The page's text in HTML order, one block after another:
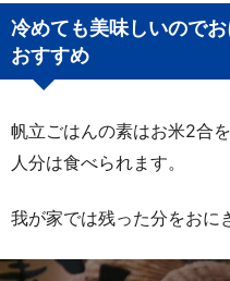
冷めても美味しいので
おすすめ
帆立ごはんの素はお米2合
人分は食べられます。
我が家では残った分をおに